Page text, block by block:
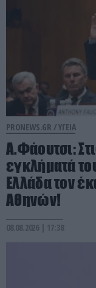
PRONEWS.GR /ΥΓΕΙΑ
Α.Φάουτσι:
εγκλήματά
Ελλάδα τον
Αθηνών!
08.08.2026 | 17:38